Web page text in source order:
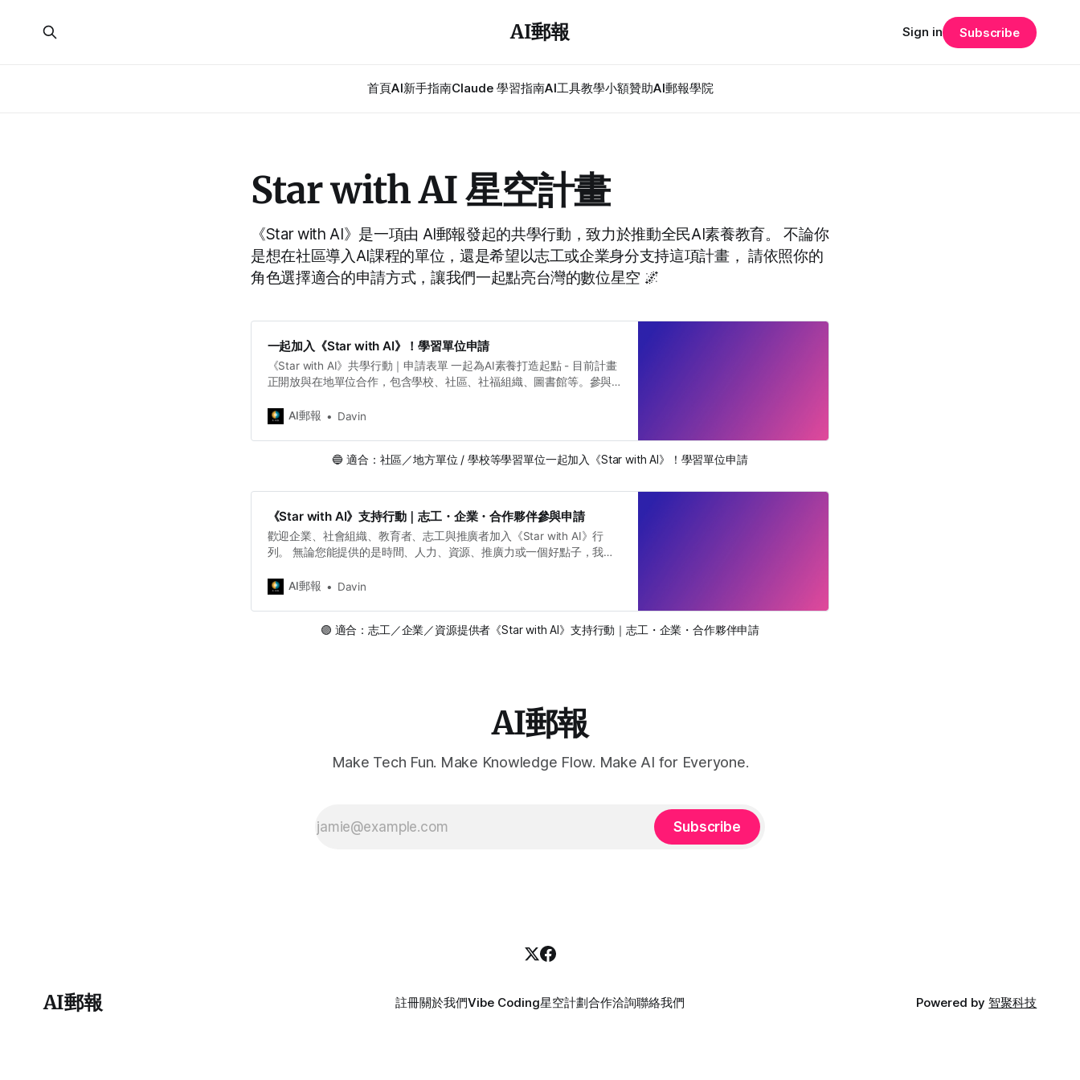
AI郵報
首頁AI新手指南Claude 學習指南AI工具教學小額贊助AI郵報學院
Sign in Subscribe
Star with AI 星空計畫
《Star with AI》是一項由 AI郵報發起的共學行動，致力於推動全民AI素養教育。 不論你
是想在社區導入AI課程的單位，還是希望以志工或企業身分支持這項計畫， 請依照你的
角色選擇適合的申請方式，讓我們一起點亮台灣的數位星空 🌌
一起加入《Star with AI》！學習單位申請
《Star with AI》共學行動｜申請表單 一起為AI素養打造起點 - 目前計畫
正開放與在地單位合作，包含學校、社區、社福組織、圖書館等。參與
協助將AI教學真正落實在每一個生活場域。 AI的發展已成日常的一部
好時機。 歡迎學校、社區組織與在地夥伴填寫申請表或直接與我們聯
AI郵報 Davin
🔵 適合：社區／地方單位 / 學校等學習單位一起加入《Star with AI》！學習單位申請
《Star with AI》支持行動｜志工・企業・合作夥伴參與申請
歡迎企業、社會組織、教育者、志工與推廣者加入《Star with AI》行
列。 無論您能提供的是時間、人力、資源、推廣力或一個好點子，我們
AI郵報
Davin
🟣 適合：志工／企業／資源提供者《Star with AI》支持行動｜志工・企業・合作夥伴申請
AI郵報
Make Tech Fun. Make Knowledge Flow. Make AI for Everyone.
Subscribe
AI郵報 註冊關於我們Vibe Coding星空計劃合作洽詢聯絡我們 Powered by 智聚科技